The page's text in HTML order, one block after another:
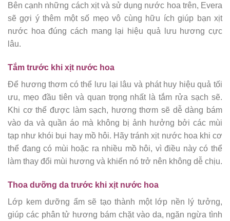
Bên cạnh những cách xịt và sử dụng nước hoa trên, Evera
sẽ gợi ý thêm một số mẹo vô cùng hữu ích giúp bạn xịt
nước hoa đúng cách mang lại hiệu quả lưu hương cực
lâu.
Tắm trước khi xịt nước hoa
Để hương thơm có thể lưu lại lâu và phát huy hiệu quả tối
ưu, mẹo đầu tiên và quan trọng nhất là tắm rửa sạch sẽ.
Khi cơ thể được làm sạch, hương thơm sẽ dễ dàng bám
vào da và quần áo mà không bị ảnh hưởng bởi các mùi
tạp như khói bụi hay mồ hôi. Hãy tránh xịt nước hoa khi cơ
thể đang có mùi hoặc ra nhiều mồ hôi, vì điều này có thể
làm thay đổi mùi hương và khiến nó trở nên không dễ chịu.
Thoa dưỡng da trước khi xịt nước hoa
Lớp kem dưỡng ẩm sẽ tạo thành một lớp nền lý tưởng,
giúp các phân tử hương bám chặt vào da, ngăn ngừa tình